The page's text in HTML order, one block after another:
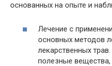
основанных на опыте и
Лечение с
основных методов
лекарственных
полезные